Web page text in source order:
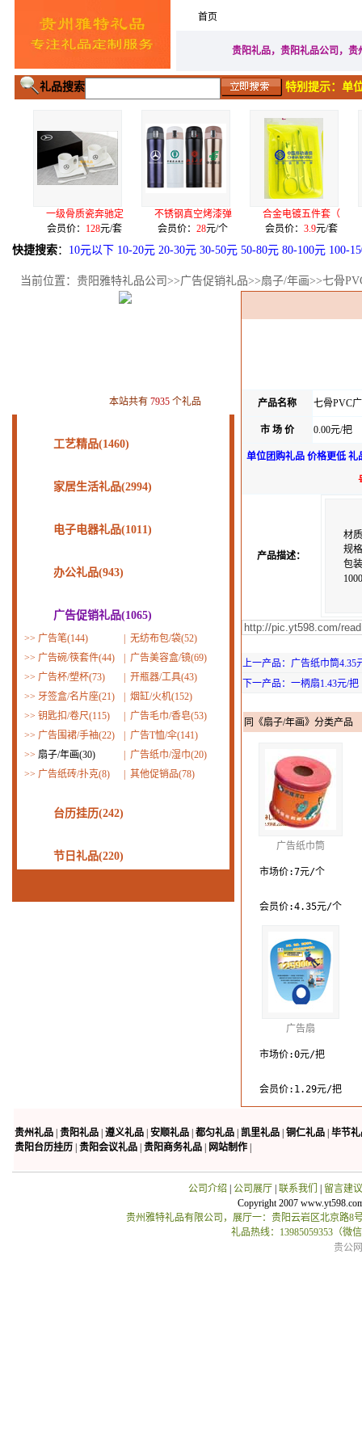
首页
贵阳礼品，贵阳礼品公司，
礼品搜索 特别提示：单
骨质瓷奔驰定
元/套
不锈钢真空烤漆弹
会员价：
元/个
合金电镀五件套（
会员价：
元/套
希诺7071
会员价：
快捷搜索： 10元以下 10-20元 20-30元 30-50元 50-80元 80-100元 100-
当前位置： 贵阳雅特礼品公司 >>广告促销礼品>>扇子/年画>>七骨
产品名称 七骨PVC
市 场 价 0.00元/把
单位团购礼品 价格更低 礼
产品描述：
材
规
包
上一产品：广告纸巾筒4.35
下一产品：一柄扇1.43元/把
同《扇子/年画》分类产品
广告纸巾筒
市场价:7元/个
会员价:4.35元/个
广告扇
市场价:0元/把
会员价:1.29元/把
本站共有 7935 个礼品
工艺精品(1460)
家居生活礼品(2994)
电子电器礼品(1011)
办公礼品(943)
广告促销礼品(1065)
>> 广告笔(144)
无纺布包/袋(52)
>> 广告碗/筷套件(44)
广告美容盒/镜(69)
>> 广告杯/塑杯(73)
开瓶器/工具(43)
>> 牙签盒/名片座(21)
烟缸/火机(152)
>> 钥匙扣/卷尺(115)
广告毛巾/香皂(53)
>> 广告围裙/手袖(22)
广告T恤/伞(141)
>> 扇子/年画(30)
广告纸巾/湿巾(20)
>> 广告纸砖/扑克(8) 其他促销品(78)
台历挂历(242)
节日礼品(220)
贵州礼品 贵阳礼品 遵义礼品 安顺礼品 都匀礼品 凯里礼品 铜仁礼品 毕节
贵阳台历挂历 贵阳会议礼品 贵阳商务礼品 网站制作
公司介绍 公司展厅| 联系我们
留言建议
Copyright 2007
贵州雅特礼品有限公司，展厅一：贵阳云岩区北京路8
礼品热线：13985059353（微
贵公